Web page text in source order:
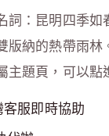
詞：昆明四季
版納的熱帶雨
題頁，可以點
服即時協助